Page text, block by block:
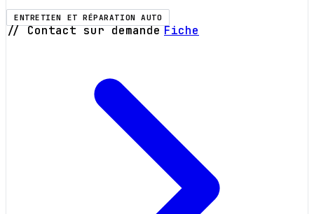
ENTRETIEN ET RÉPARATION AUTO
// Contact sur demande Fiche